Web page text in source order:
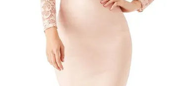
TILFØJ TIL KURV
Add To Wishlist